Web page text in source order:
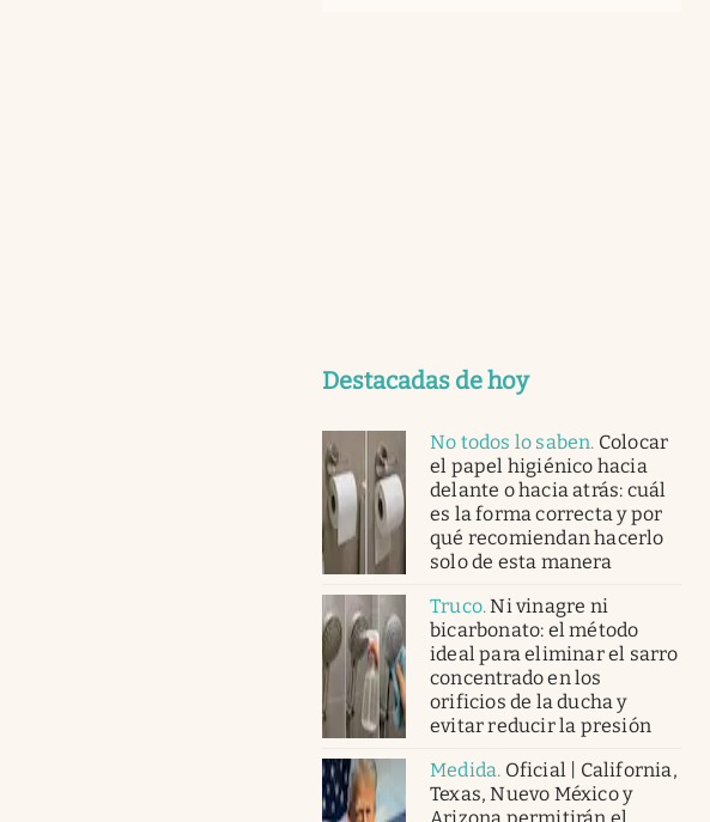
Destacadas de hoy
No todos lo saben. Colocar
el papel higiénico hacia
delante o hacia atrás: cuál
es la forma correcta y por
qué recomiendan hacerlo
solo de esta manera
Truco.Ni vinagre ni
bicarbonato: el método
ideal para eliminar el sarro
concentrado en los
orificios de la ducha y
evitar reducir la presión
Medida. Oficial | California,
Texas, Nuevo México y
Arizona permitirán el